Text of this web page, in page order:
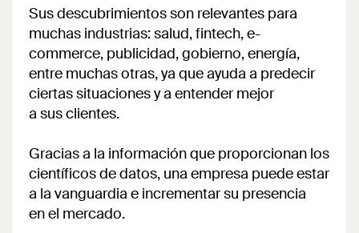
Sus descubrimientos son relevantes para
muchas industrias: salud, fintech, e-
commerce, publicidad, gobierno, energía,
entre muchas otras, ya que ayuda a predecir
ciertas situaciones y a entender mejor
a sus clientes.
Gracias a la información que proporcionan los
científicos de datos, una empresa puede estar
a la vanguardia e incrementar su presencia
en el mercado.